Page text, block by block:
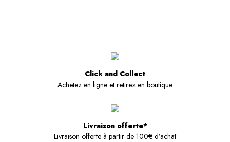
Click and Collect
Achetez en ligne et retirez en boutique
Livraison offerte*
Livraison offerte à partir de 100€ d’achat